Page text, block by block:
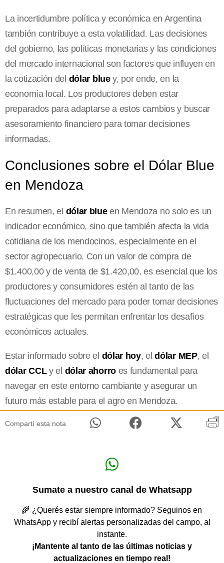
La incertidumbre política y económica en Argentina
también contribuye a esta volatilidad. Las decisiones
del gobierno, las políticas monetarias y las condiciones
del mercado internacional son factores que influyen en
la cotización del dólar bluey, por ende, en la
economía local. Los productores deben estar
preparados para adaptarse a estos cambios y buscar
asesoramiento financiero para tomar decisiones
informadas.
Conclusiones sobre el Dólar Blue
en Mendoza
En resumen, el dólar blueen Mendoza no solo es un
indicador económico, sino que también afecta la vida
cotidiana de los mendocinos, especialmente en el
sector agropecuario. Con un valor de compra de
$1.400,00 y de venta de $1.420,00, es esencial que los
productores y consumidores estén al tanto de las
fluctuaciones del mercado para poder tomar decisiones
estratégicas que les permitan enfrentar los desafíos
económicos actuales.
Estar informado sobre el dólar hoy, eldólar MEP, el
dólar CCLy el dólar ahorroes fundamental para
navegar en este entorno cambiante y asegurar un
futuro más estable para el agro en Mendoza.
Compartí esta nota
Sumate a nuestro canal de Whatsapp
🌾 ¿Querés estar siempre informado? Seguinos en
WhatsApp y recibí alertas personalizadas del campo, al
instante.
¡Mantente al tanto de las últimas noticias y
actualizaciones en tiempo real!